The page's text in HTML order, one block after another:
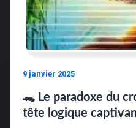
9 janvier 2025
🐊 Le paradoxe du
tête logique